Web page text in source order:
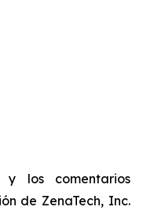
y los comentarios
de ZenaTech, Inc.